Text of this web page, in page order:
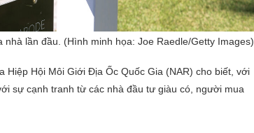
lần đầu. (Hình minh họa: Joe Raedle/Getty Images)
Hiệp Hội Môi Giới Địa Ốc Quốc Gia (NAR) cho biết, với
sự cạnh tranh từ các nhà đầu tư giàu có, người mua